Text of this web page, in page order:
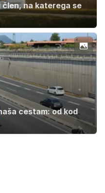
na katerega se
cestam: od kod